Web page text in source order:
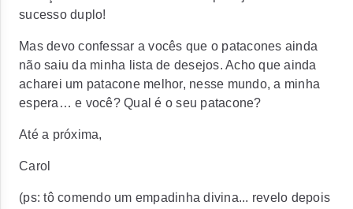
sucesso duplo!
Mas devo confessar a vocês que o patacones ainda
não saiu da minha lista de desejos. Acho que ainda
acharei um patacone melhor, nesse mundo, a minha
espera… e você? Qual é o seu patacone?
Até a próxima,
Carol
(ps: tô comendo um empadinha divina... revelo depois